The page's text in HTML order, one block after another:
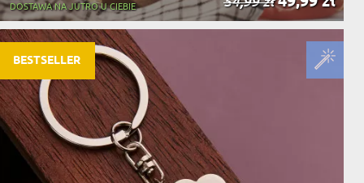
DOSTAWA NA JUTRO U CIEBIE
BESTSELLER